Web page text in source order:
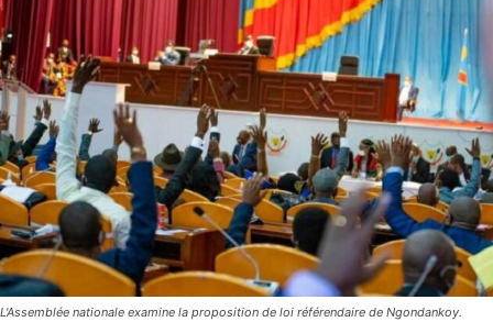
L'Assemblée nationale examine la proposition de loi référendaire de Ngondankoy.